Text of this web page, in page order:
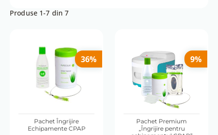
Produse 1-7 din 7
36%
Pachet Îngrijire
Echipamente CPAP
9%
Pachet Premium
„Îngrijire pentru